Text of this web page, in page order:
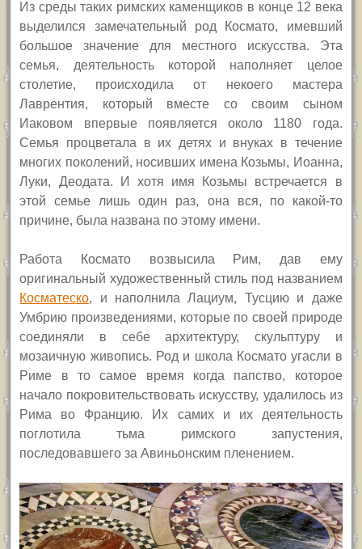
Из среды таких римских каменщиков в конце 12 века
выделился замечательный род Космато, имевший
большое значение для местного искусства. Эта
семья, деятельность которой наполняет целое
столетие, происходила от некоего мастера
Лаврентия, который вместе со своим сыном
Иаковом впервые появляется около 1180 года.
Семья процветала в их детях и внуках в течение
многих поколений, носивших имена Козьмы, Иоанна,
Луки, Деодата. И хотя имя Козьмы встречается в
этой семье лишь один раз, она вся, по какой-то
причине, была названа по этому имени.
Работа Космато возвысила Рим, дав ему
оригинальный художественный стиль под названием
Косматеско, и наполнила Лациум, Тусцию и даже
Умбрию произведениями, которые по своей природе
соединяли в себе архитектуру, скульптуру и
мозаичную живопись. Род и школа Космато угасли в
Риме в то самое время когда папство, которое
начало покровительствовать искусству, удалилось из
Рима во Францию. Их самих и их деятельность
поглотила тьма римского запустения,
последовавшего за Авиньонским пленением.